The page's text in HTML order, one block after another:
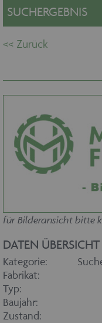
Kontakt
Impressum
Datenschutz
SUCHERGEBNIS
für Bilderansicht bitte
DATEN ÜBERSICHT
Kategorie:
Fabrikat:
Typ:
Baujahr:
Zustand: